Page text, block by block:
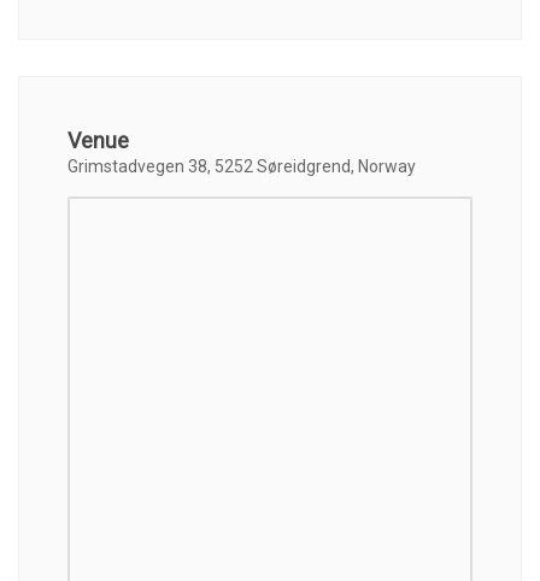
Venue
Grimstadvegen 38, 5252 Søreidgrend, Norway